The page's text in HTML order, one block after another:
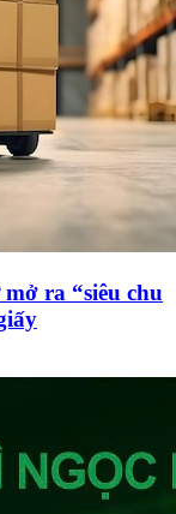
ra “siêu chu